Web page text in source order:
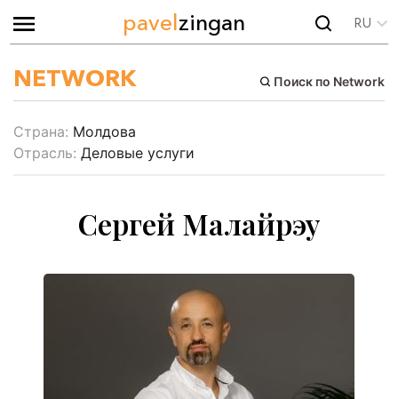
pavelzingan RU
NETWORK Поиск по Network
Страна: Молдова
Отрасль: Деловые услуги
Сергей Малайрэу